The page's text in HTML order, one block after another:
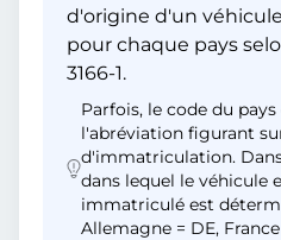
d'origine d'un
pour chaque pays
3166-1.
Parfois, le code du
l'abréviation figurant
d'immatriculation.
dans lequel le véhicule
immatriculé est
Allemagne = DE,